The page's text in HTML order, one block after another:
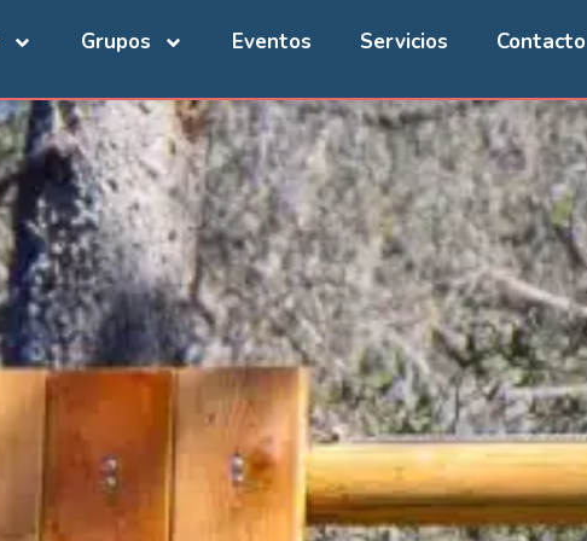
Grupos Eventos Servicios Contacto